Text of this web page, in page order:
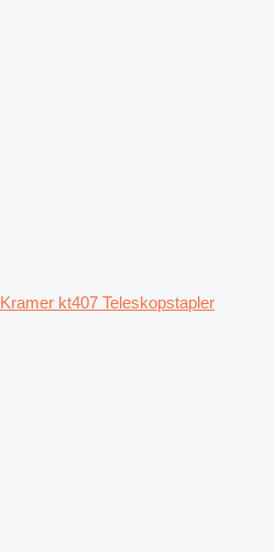
Kramer kt407 Teleskopstapler